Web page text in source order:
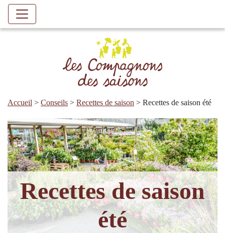
Accueil > Conseils > Recettes de saison > Recettes de saison été
Recettes de saison
été